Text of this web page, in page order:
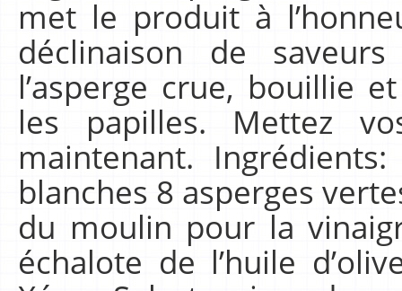
met le produit à
déclinaison de
l’asperge crue, bouillie
les papilles. Mettez
maintenant.
blanches 8 asperges
du moulin pour la
échalote de l’huile